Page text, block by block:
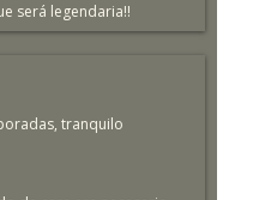
será legendaria!!
tranquilo